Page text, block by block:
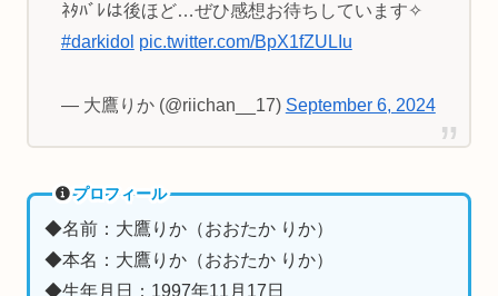
ﾈﾀﾊﾞﾚは後ほど…ぜひ感想お待ちしています✧
#darkidol pic.twitter.com/BpX1fZULIu
— 大鷹りか (@riichan__17) September 6, 2024
プロフィール
◆名前：大鷹りか（おおたか りか）
◆本名：大鷹りか（おおたか りか）
◆生年月日：1997年11月17日